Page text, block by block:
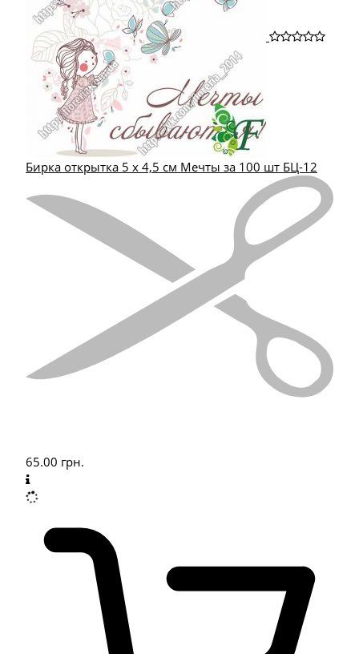
Бирка открытка 5 х 4,5 см Мечты за 100 шт БЦ-12
65.00 грн.